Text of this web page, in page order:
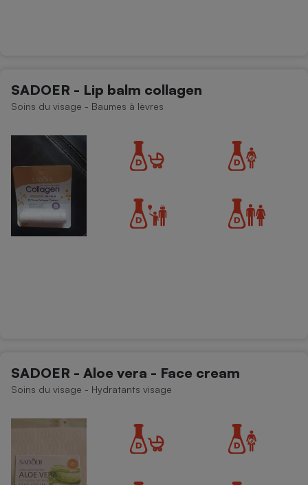
SADOER - Lip balm collagen
Soins du visage - Baumes à lèvres
SADOER - Aloe vera - Face cream
Soins du visage - Hydratants visage